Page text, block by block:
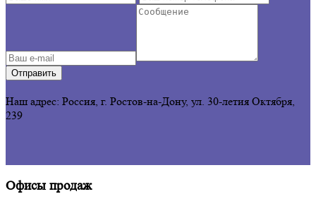
Отправить
Наш адрес: Россия, г. Ростов-на-Дону, ул. 30-летия Октября,
239
Офисы продаж